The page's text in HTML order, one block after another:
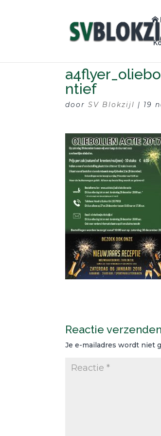
ntief
doorSV Blokzijl | 19
Reactie verzenden
Je e-mailadres wordt niet